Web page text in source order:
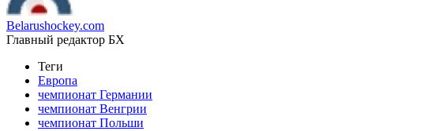
Belarushockey.com
Главный редактор БХ
Теги
Европа
чемпионат Германии
чемпионат Венгрии
чемпионат Польши